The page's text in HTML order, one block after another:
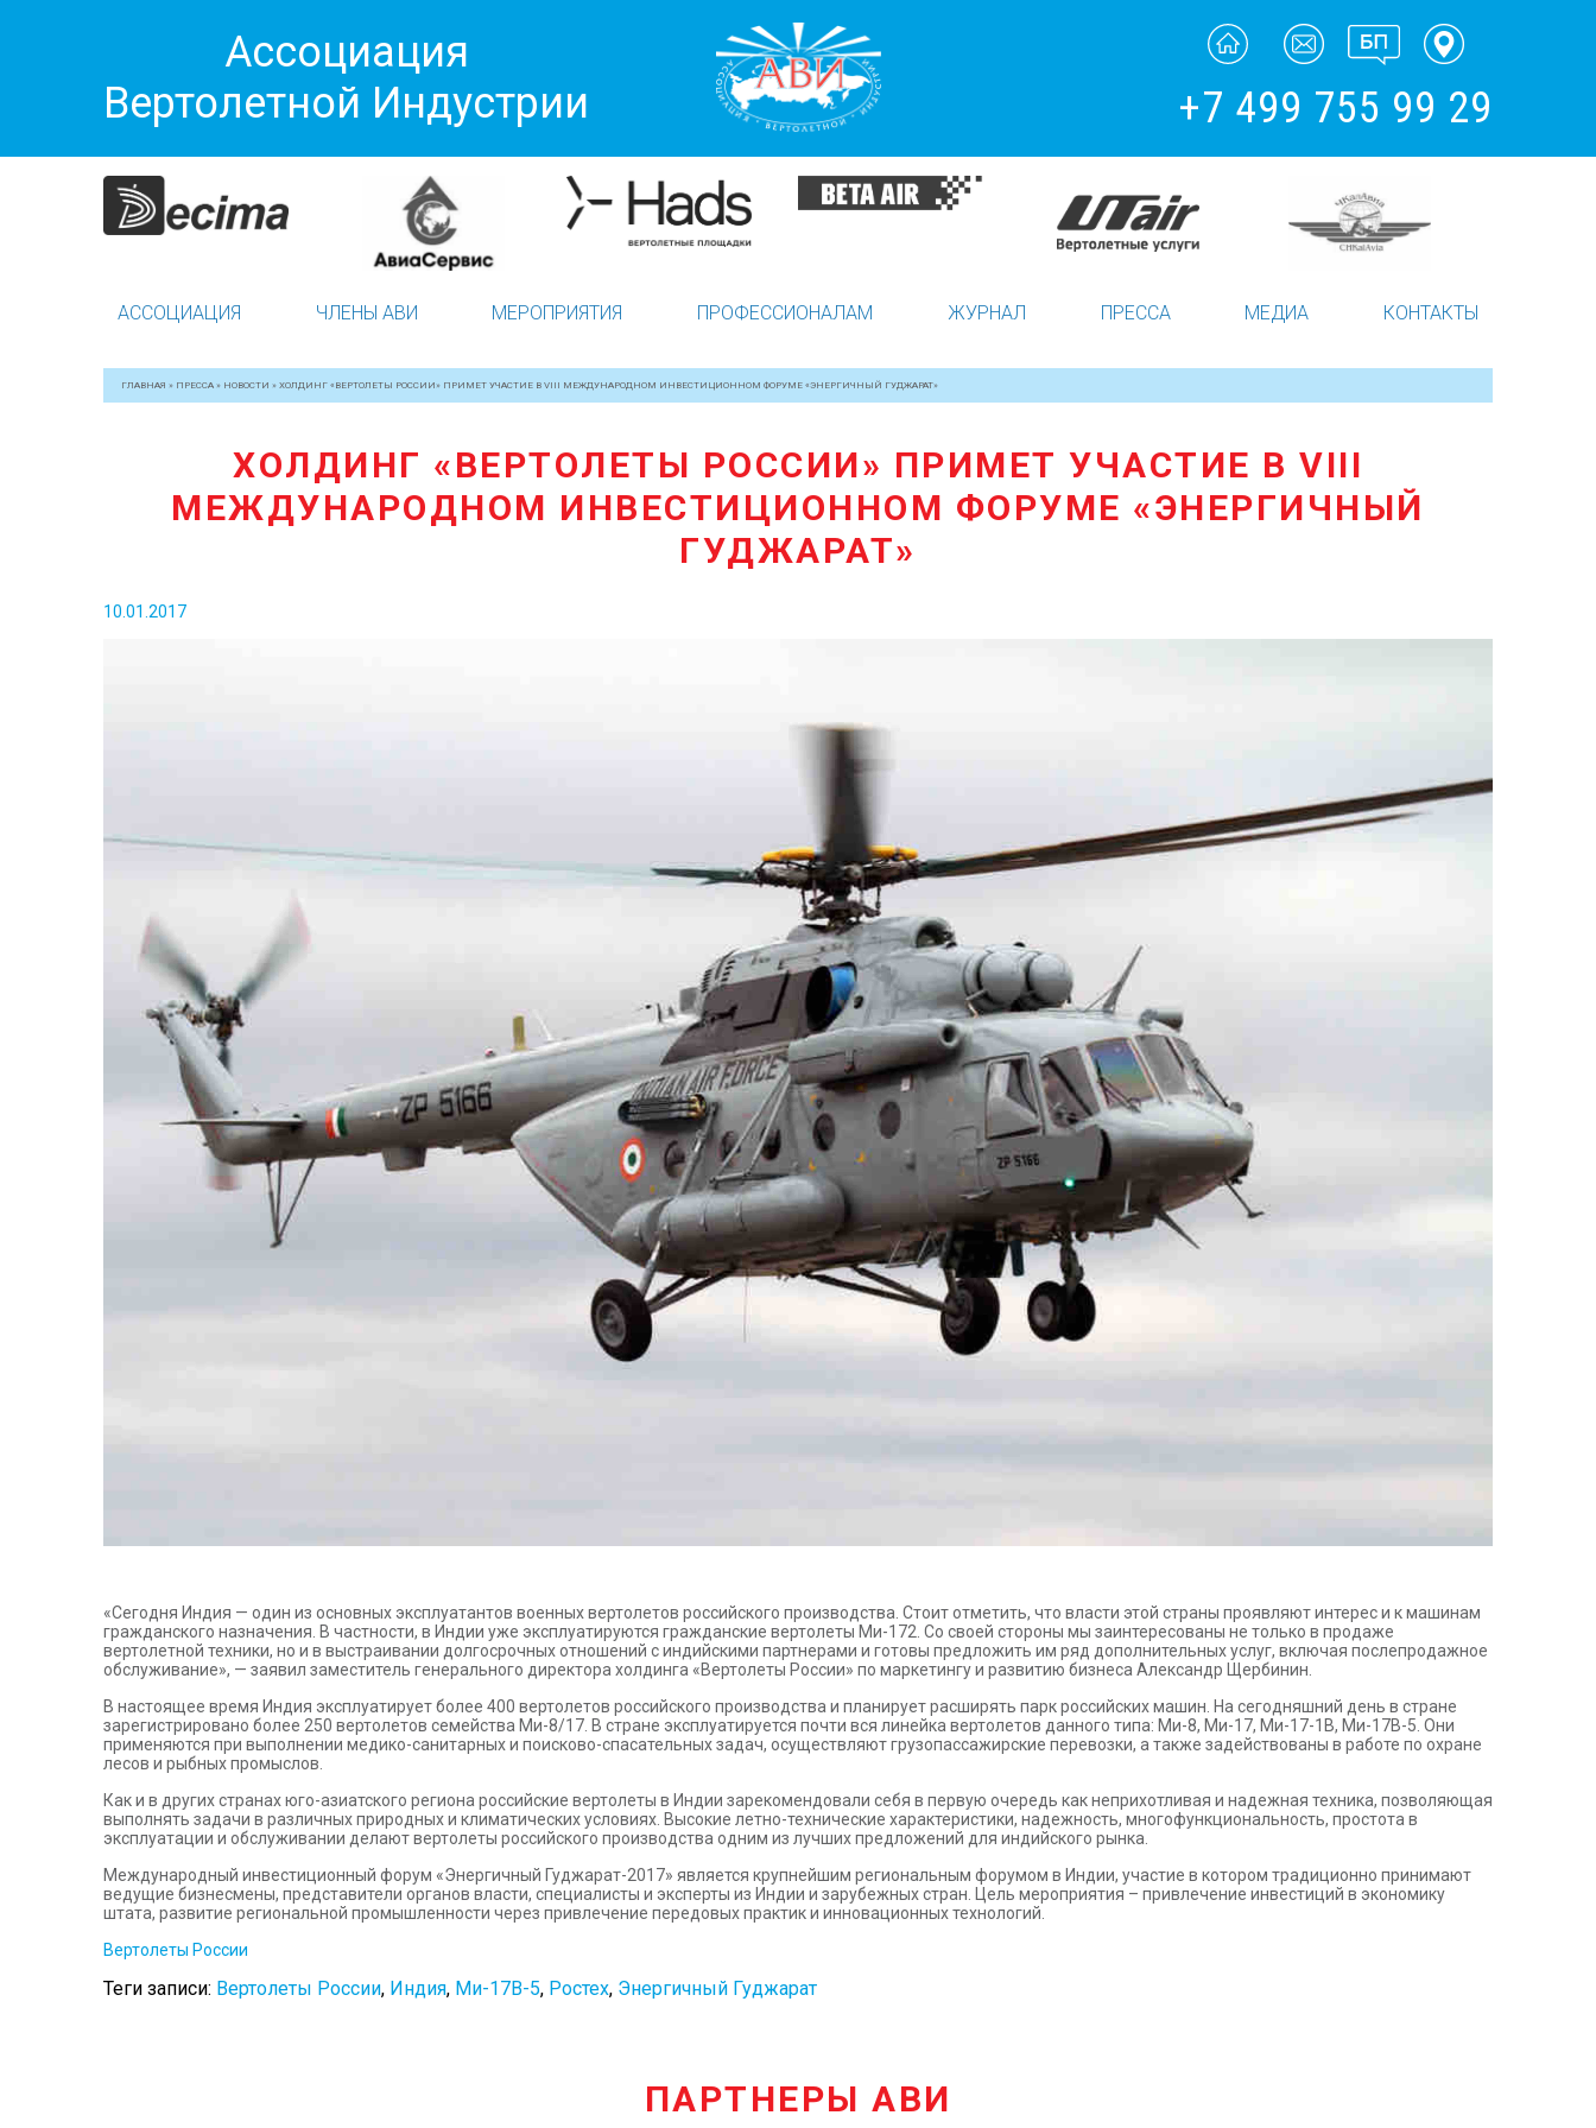
Ассоциация
Вертолетной Индустрии
+7 499 755 99 29
АССОЦИАЦИЯ ЧЛЕНЫ АВИ МЕРОПРИЯТИЯ ПРОФЕССИОНАЛАМ ЖУРНАЛ ПРЕССА МЕДИА КОНТАКТЫ
ГЛАВНАЯ » ПРЕССА » НОВОСТИ » ХОЛДИНГ «ВЕРТОЛЕТЫ РОССИИ» ПРИМЕТ УЧАСТИЕ В VIII МЕЖДУНАРОДНОМ ИНВЕСТИЦИОННОМ ФОРУМЕ «ЭНЕРГИЧНЫЙ ГУДЖАРАТ»
ХОЛДИНГ «ВЕРТОЛЕТЫ РОССИИ» ПРИМЕТ УЧАСТИЕ В VIII
МЕЖДУНАРОДНОМ ИНВЕСТИЦИОННОМ ФОРУМЕ «ЭНЕРГИЧНЫЙ
ГУДЖАРАТ»
10.01.2017
«Сегодня Индия — один из основных эксплуатантов военных вертолетов российского производства. Стоит отметить, что власти этой страны проявляют интерес и к машинам
гражданского назначения. В частности, в Индии уже эксплуатируются гражданские вертолеты Ми-172. Со своей стороны мы заинтересованы не только в продаже
вертолетной техники, но и в выстраивании долгосрочных отношений с индийскими партнерами и готовы предложить им ряд дополнительных услуг, включая послепродажное
обслуживание», — заявил заместитель генерального директора холдинга «Вертолеты России» по маркетингу и развитию бизнеса Александр Щербинин.
В настоящее время Индия эксплуатирует более 400 вертолетов российского производства и планирует расширять парк российских машин. На сегодняшний день в стране
зарегистрировано более 250 вертолетов семейства Ми-8/17. В стране эксплуатируется почти вся линейка вертолетов данного типа: Ми-8, Ми-17, Ми-17-1В, Ми-17В-5. Они
применяются при выполнении медико-санитарных и поисково-спасательных задач, осуществляют грузопассажирские перевозки, а также задействованы в работе по охране
лесов и рыбных промыслов.
Как и в других странах юго-азиатского региона российские вертолеты в Индии зарекомендовали себя в первую очередь как неприхотливая и надежная техника, позволяющая
выполнять задачи в различных природных и климатических условиях. Высокие летно-технические характеристики, надежность, многофункциональность, простота в
эксплуатации и обслуживании делают вертолеты российского производства одним из лучших предложений для индийского рынка.
Международный инвестиционный форум «Энергичный Гуджарат-2017» является крупнейшим региональным форумом в Индии, участие в котором традиционно принимают
ведущие бизнесмены, представители органов власти, специалисты и эксперты из Индии и зарубежных стран. Цель мероприятия – привлечение инвестиций в экономику
штата, развитие региональной промышленности через привлечение передовых практик и инновационных технологий.
Вертолеты России
Теги записи: Вертолеты России, Индия, Ми-17В-5, Ростех, Энергичный Гуджарат
ПАРТНЕРЫ АВИ